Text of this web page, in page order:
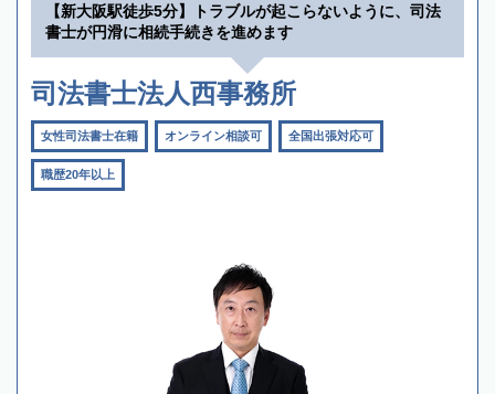
【新大阪駅徒歩5分】トラブルが起こらないように、司法
書士が円滑に相続手続きを進めます
司法書士法人西事務所
女性司法書士在籍 オンライン相談可 全国出張対応可
職歴20年以上